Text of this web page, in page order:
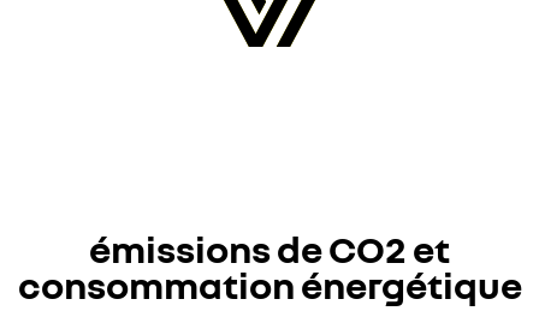
émissions de CO2 et
consommation énergétique